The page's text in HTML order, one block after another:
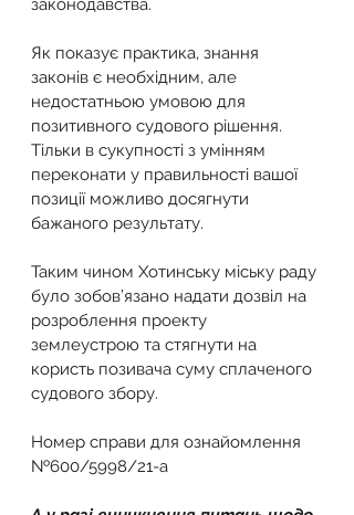
законодавства.
Як показує практика, знання
законів є необхідним, але
недостатньою умовою для
позитивного судового рішення.
Тільки в сукупності з умінням
переконати у правильності вашої
позиції можливо досягнути
бажаного результату.
Таким чином Хотинську міську раду
було зобов’язано надати дозвіл на
розроблення проекту
землеустрою та стягнути на
користь позивача суму сплаченого
судового збору.
Номер справи для ознайомлення
№600/5998/21-а